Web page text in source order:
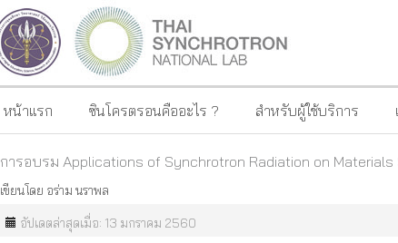
หน้าแรก ซินโครตรอนคืออะไร ? สำหรับผู้ใช้บริการ
การอบรม Applications of Synchrotron Radiation on Materials
เขียนโดย อร่าม นราพล
อัปเดตล่าสุดเมื่อ: 13 มกราคม 2560